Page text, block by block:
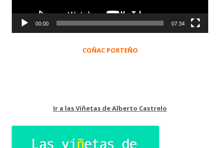
00:00 07:34
COÑAC PORTEÑO
Ir a las Viñetas de Alberto Castrelo